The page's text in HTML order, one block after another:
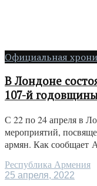
Официальная
В Лондоне
107-й
С 22 по 24 апреля в
мероприятий,
армян. Как сообщает
Республика Армения
25 апреля, 2022